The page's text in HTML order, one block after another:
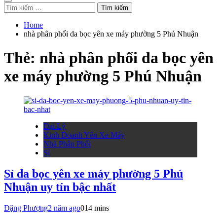
Tìm
kiếm
cho:
Home
nhà phân phối da bọc yên xe máy phường 5 Phú Nhuận
Thẻ: nhà phân phối da bọc yên
xe máy phường 5 Phú Nhuận
Đại Lý
Kinh Doanh Yên Xe Máy
Nhà Phân Phối
Sỉ
Sỉ da bọc yên xe máy phường 5 Phú
Nhuận uy tín bậc nhất
Đặng Phượng2 năm ago014 mins